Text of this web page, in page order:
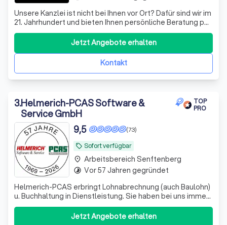
Unsere Kanzlei ist nicht bei Ihnen vor Ort? Dafür sind wir im
21. Jahrhundert und bieten Ihnen persönliche Beratung per
Video, WhatsApp und anderen Medien - wir sehen uns!
Datenaustausch - digital
Kontakt
Jetzt Angebote erhalten
3.Helmerich-PCAS Software &
Service GmbH
TOP
PRO
local_offer Sofort verfügbar
(73)
9,5
Helmerich-PCAS erbringt Lohnabrechnung (auch Baulohn)
u. Buchhaltung in Dienstleistung. Sie haben bei uns immer
einen festen Ansprechpartner, den Sie per Telefon,
Telefax oder eMail erreichen können.
Jetzt Angebote erhalten
place Arbeitsbereich Senftenberg
timelapse Vor 57 Jahren gegründet